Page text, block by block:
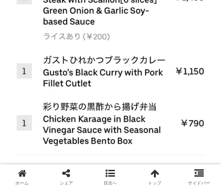
ホーム シェア 目次へ トップ サイドバー